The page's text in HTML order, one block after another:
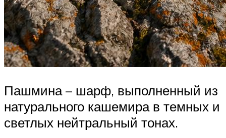
Пашмина – шарф, выполненный из
натурального кашемира в темных и
светлых нейтральный тонах.